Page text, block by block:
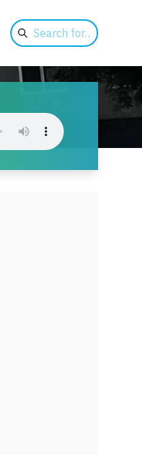
Search
for